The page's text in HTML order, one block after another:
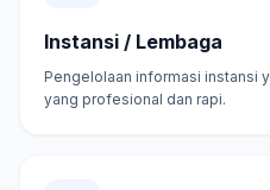
Instansi / Lembaga
Pengelolaan informasi instansi
yang profesional dan rapi.